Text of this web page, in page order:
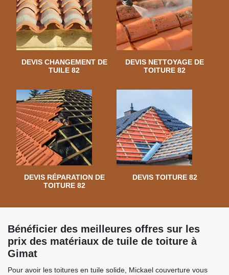
DEVIS CHANGEMENT DE
TUILE 82
DEVIS NETTOYAGE DE
TOITURE 82
DEVIS RÉPARATION DE
TOITURE 82
DEVIS TOITURE 82
Bénéficier des meilleures offres sur les
prix des matériaux de tuile de toiture à
Gimat
Pour avoir les toitures en tuile solide, Mickael couverture vous